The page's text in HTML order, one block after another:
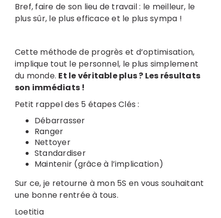
Bref, faire de son lieu de travail : le meilleur, le
plus sûr, le plus efficace et le plus sympa !
Cette méthode de progrès et d’optimisation,
implique tout le personnel, le plus simplement
du monde. Et le véritable plus ? Les résultats
son immédiats !
Petit rappel des 5 étapes Clés :
Débarrasser
Ranger
Nettoyer
Standardiser
Maintenir (grâce à l’implication)
Sur ce, je retourne à mon 5S en vous souhaitant
une bonne rentrée à tous.
Loetitia